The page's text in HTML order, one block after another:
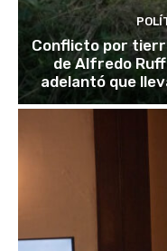
Conflicto por
de Alfredo
adelantó que